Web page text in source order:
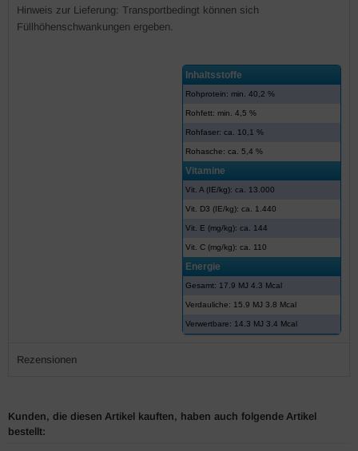
Hinweis zur Lieferung: Transportbedingt können sich
Füllhöhenschwankungen ergeben.
Inhaltsstoffe
Rohprotein: min. 40,2 %
Rohfett: min. 4,5 %
Rohfaser: ca. 10,1 %
Rohasche: ca. 5,4 %
Vitamine
Vit. A (IE/kg): ca. 13.000
Vit. D3 (IE/kg): ca. 1.440
Vit. E (mg/kg): ca. 144
Vit. C (mg/kg): ca. 110
Energie
Gesamt: 17.9 MJ 4.3 Mcal
Verdauliche: 15.9 MJ 3.8 Mcal
Verwertbare: 14.3 MJ 3.4 Mcal
Rezensionen
Kunden, die diesen Artikel kauften, haben auch folgende Artikel
bestellt: